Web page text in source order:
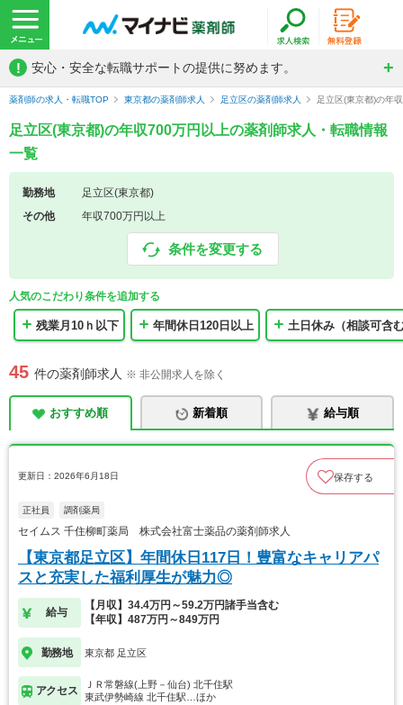
! 安心・安全な転職サポートの提供に努めます。
薬剤師の求人・転職TOP 東京都の薬剤師求人 足立区の薬剤師求人 足立区(東京都)の年
足立区(東京都)の年収700万円以上の薬剤師求人・転職情報
一覧
勤務地
足立区(東京都)
その他
年収700万円以上
条件を変更する
人気のこだわり条件を追加する
残業月10ｈ以下 年間休日120日以上 土日休み（相談可含
45 件の薬剤師求人 ※ 非公開求人を除く
おすすめ順 新着順 給与順
更新日：2026年6月18日 保存する
正社員 調剤薬局
セイムス 千住柳町薬局 株式会社富士薬品の薬剤師求人
【東京都足立区】年間休日117日！豊富なキャリアパ
スと充実した福利厚生が魅力◎
給与
【月収】34.4万円～59.2万円諸手当含む
【年収】487万円～849万円
勤務地 東京都 足立区
アクセス
ＪＲ常磐線(上野－仙台) 北千住駅
東武伊勢崎線 北千住駅…ほか